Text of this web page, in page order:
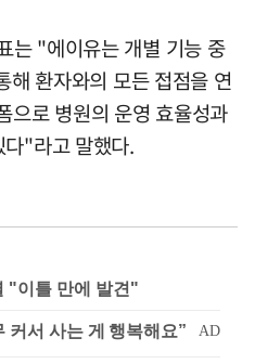
는 "에이유는 개별 기능 중
해 환자와의 모든 접점을 연
으로 병원의 운영 효율성과
"라고 말했다.
"이틀 만에 발견"